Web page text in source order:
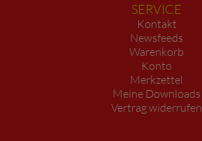
SERVICE
Kontakt
Newsfeeds
Warenkorb
Konto
Merkzettel
Meine Downloads
Vertrag widerrufen